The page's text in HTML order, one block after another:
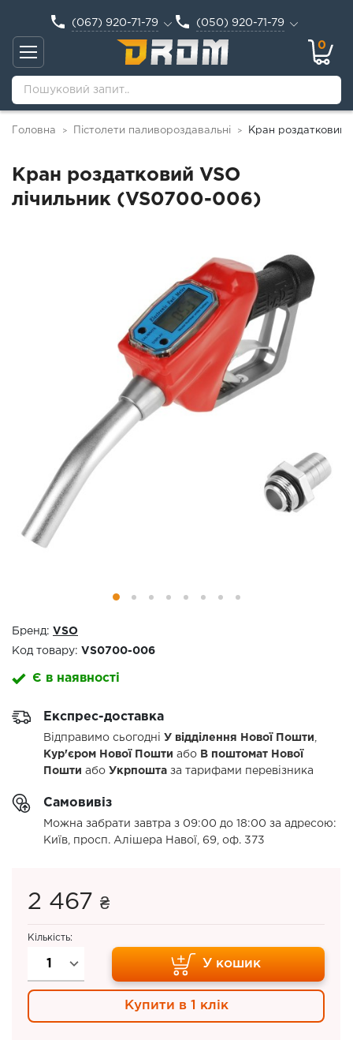
(067) 920-71-79 (050) 920-71-79
0
Головна > Пістолети паливороздавальні > Кран роздатковий
Кран роздатковий VSO
лічильник (VS0700-006)
Бренд: VSO
Код товару: VS0700-006
Є в наявності
Експрес-доставка
Відправимо сьогодні У відділення Нової Пошти
Кур'єром Нової Пошти або В поштомат Нової
Пошти або Укрпошта за тарифами перевізника
Самовивіз
Можна забрати завтра з 09:00 до 18:00 за адресою:
Київ, просп. Алішера Навої, 69, оф. 373
2 467 ₴
Кількість:
У кошик
Купити в 1 клік